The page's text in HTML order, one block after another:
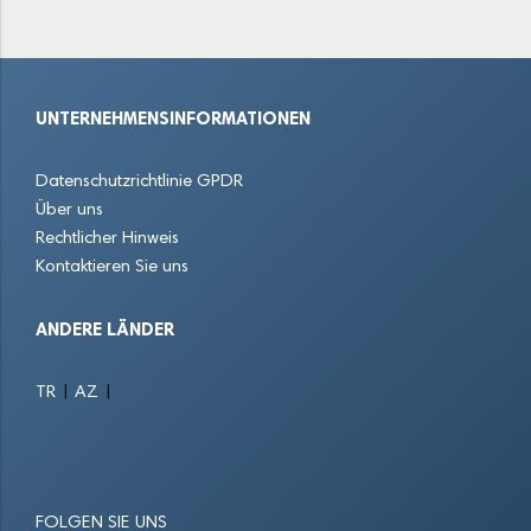
UNTERNEHMENSINFORMATIONEN
Datenschutzrichtlinie GPDR
Über uns
Rechtlicher Hinweis
Kontaktieren Sie uns
ANDERE LÄNDER
TR AZ
FOLGEN SIE UNS